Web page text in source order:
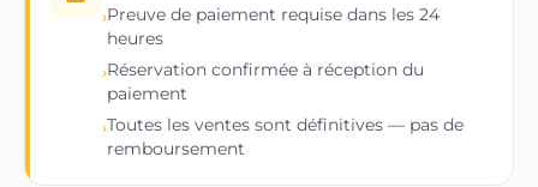
›Preuve de paiement requise dans les 24
heures
›Réservation confirmée à réception du
paiement
›Toutes les ventes sont définitives — pas de
remboursement